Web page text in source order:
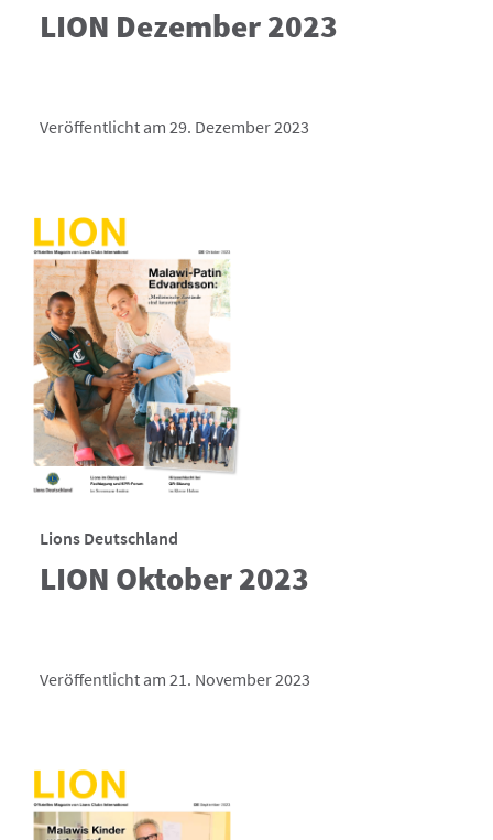
LION Dezember 2023
Veröffentlicht am 29. Dezember 2023
Lions Deutschland
LION Oktober 2023
Veröffentlicht am 21. November 2023